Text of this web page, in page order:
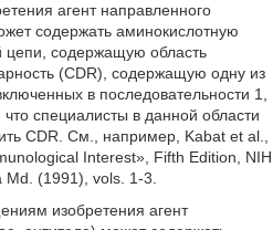
агент направленного
содержать аминокислотную
цепи, содержащую область
(CDR), содержащую одну из
в последовательности 1,
специалисты в данной области
CDR. См., например, Kabat et al.,
Interest», Fifth Edition, NIH
(1991), vols. 1-3.
изобретения агент